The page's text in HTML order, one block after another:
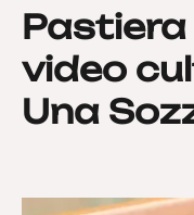
Pastiera
video
Una